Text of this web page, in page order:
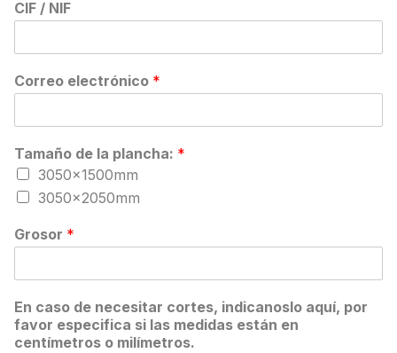
CIF / NIF
Correo electrónico *
Tamaño de la plancha: *
3050x1500mm
3050x2050mm
Grosor *
En caso de necesitar cortes, indicanoslo aquí, por
favor especifica si las medidas están en
centímetros o milímetros.